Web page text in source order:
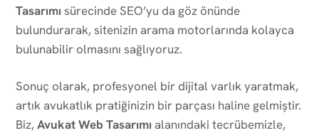
Tasarımı sürecinde SEO’yu da göz önünde
bulundurarak, sitenizin arama motorlarında kolayca
bulunabilir olmasını sağlıyoruz.
Sonuç olarak, profesyonel bir dijital varlık yaratmak,
artık avukatlık pratiğinizin bir parçası haline gelmiştir.
Biz,Avukat Web Tasarımı alanındaki tecrübemizle,